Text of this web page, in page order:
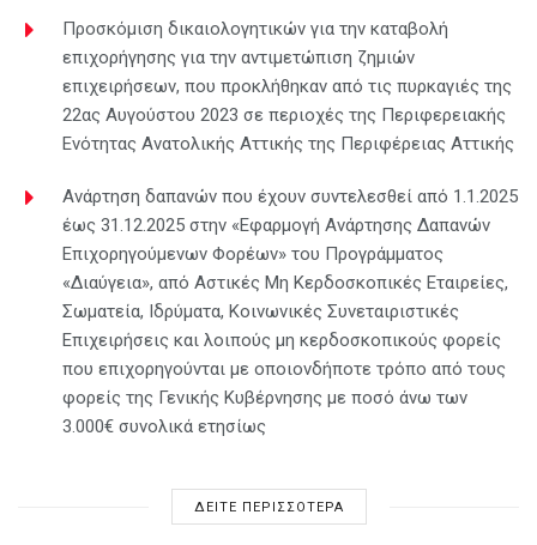
Προσκόμιση δικαιολογητικών για την καταβολή
επιχορήγησης για την αντιμετώπιση ζημιών
επιχειρήσεων, που προκλήθηκαν από τις πυρκαγιές της
22ας Αυγούστου 2023 σε περιοχές της Περιφερειακής
Ενότητας Ανατολικής Αττικής της Περιφέρειας Αττικής
Ανάρτηση δαπανών που έχουν συντελεσθεί από 1.1.2025
έως 31.12.2025 στην «Εφαρμογή Ανάρτησης Δαπανών
Επιχορηγούμενων Φορέων» του Προγράμματος
«Διαύγεια», από Αστικές Μη Κερδοσκοπικές Εταιρείες,
Σωματεία, Ιδρύματα, Κοινωνικές Συνεταιριστικές
Επιχειρήσεις και λοιπούς μη κερδοσκοπικούς φορείς
που επιχορηγούνται με οποιονδήποτε τρόπο από τους
φορείς της Γενικής Κυβέρνησης με ποσό άνω των
3.000€ συνολικά ετησίως
ΔΕΙΤΕ ΠΕΡΙΣΣΟΤΕΡΑ